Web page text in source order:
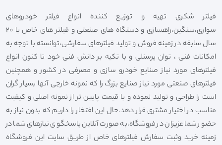
فیلتر شکری تهیه و توزیع کننده انواع فیلتر خودروهای
سواری،سنگین،راهسازی و دستگاه های صنعتی و فیلتر های خاص با 20
سال سابقه در زمینه فروش و تولید فیلترهای سفارشی،توانسته با توجه به
امکانات فنی ، توان پرسنلی و با تکیه بر دانش فنی خود تا کنون انواع
فیلترهای مورد نیاز صنایع خودرو سازی و مصرفی در کشور و همچنین
فیلترهای صنعتی مورد نیاز صنایع بزرگ را که نمونه خارجی آنها بسیار گران
است را طراحی و تولید نموده و با قیمت پایین تر از نمونه اصلی و کیفیت
مناسب در اختیار مشتری قرار دهد.حال این افتخار را داریم که بدون نیاز به
حضور شما عزیزان در فروشگاه،به صورت آنلاین پاسخگوی نیازهای شما در
زمینه خرید وثبت سفارش فیلترهای خاص از طریق سایت این فروشگاه